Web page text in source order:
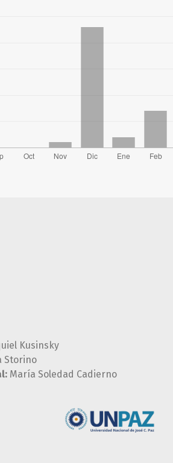
Kusinsky
Storino
María Soledad Cadierno